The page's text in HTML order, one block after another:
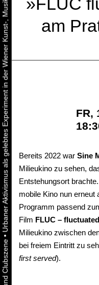
•
Urbaner Aktivismus als gelebtes Experiment in der Wiener Kunst-, Musik und Clubszene
am
FR,
Bereits 2022 war Sine
Milieukino zu sehen,
Entstehungsort
mobile Kino nun erneut
Programm passend
Film FLUC –
Milieukino zwischen
bei freiem Eintritt zu
first served).